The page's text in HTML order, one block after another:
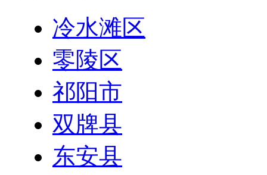
冷水滩区
零陵区
祁阳市
双牌县
东安县